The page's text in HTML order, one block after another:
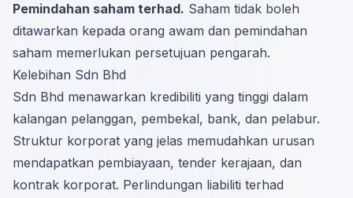
Pemindahan saham terhad. Saham tidak boleh
ditawarkan kepada orang awam dan pemindahan
saham memerlukan persetujuan pengarah.
Kelebihan Sdn Bhd
Sdn Bhd menawarkan kredibiliti yang tinggi dalam
kalangan pelanggan, pembekal, bank, dan pelabur.
Struktur korporat yang jelas memudahkan urusan
mendapatkan pembiayaan, tender kerajaan, dan
kontrak korporat. Perlindungan liabiliti terhad